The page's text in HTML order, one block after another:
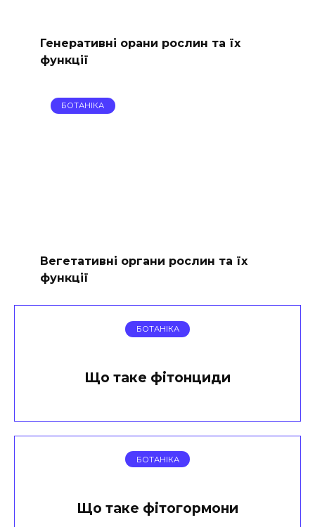
Генеративні орани рослин та їх
функції
БОТАНІКА
Вегетативні органи рослин та їх
функції
БОТАНІКА
Що таке фітонциди
БОТАНІКА
Що таке фітогормони